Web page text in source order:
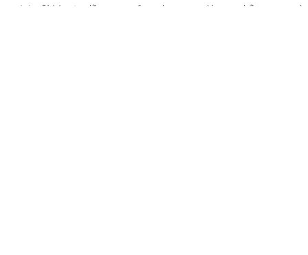
این معجون گیاهی نمیذاره چربی ها روی کبدت موندگار بشن55%تخفیف